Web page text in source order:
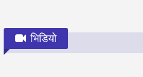
भिडियो